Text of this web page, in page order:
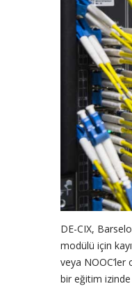
DE-CIX,
modülü için
veya
bir eğitim izinde